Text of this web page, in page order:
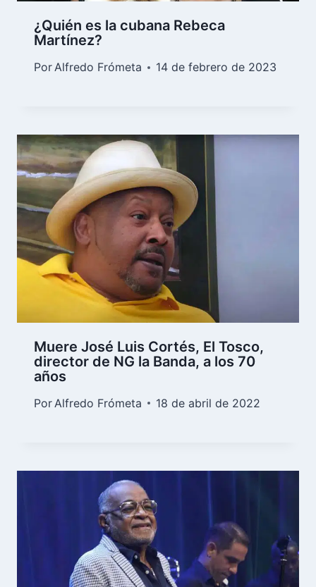
¿Quién es la cubana Rebeca
Martínez?
PorAlfredo Frómeta 14 de febrero de 2023
Muere José Luis Cortés, El Tosco,
director de NG la Banda, a los 70
años
Por Alfredo Frómeta 18 de abril de 2022